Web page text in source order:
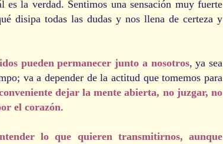
es la verdad. Sentimos una sensación muy fuerte
disipa todas las dudas y nos llena de certeza y
pueden permanecer junto a nosotros, ya sea
va a depender de la actitud que tomemos para
dejar la mente abierta, no juzgar, no
el corazón.
lo que quieren transmitirnos, aunque